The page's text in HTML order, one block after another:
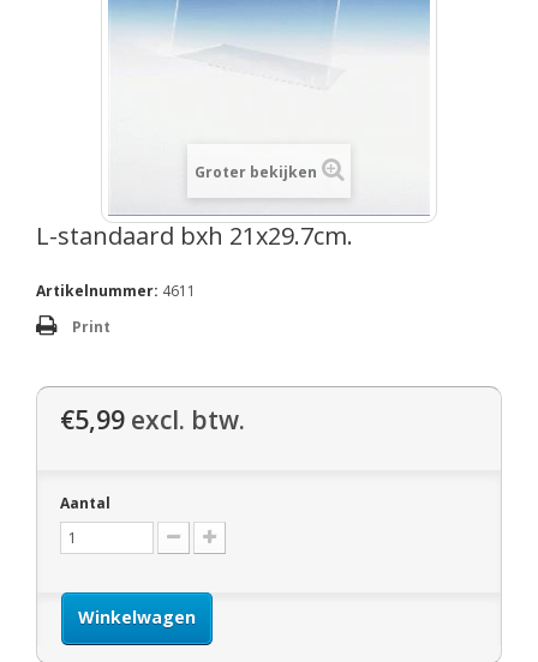
Groter bekijken
L-standaard bxh 21x29.7cm.
Artikelnummer: 4611
Print
€5,99 excl. btw.
Aantal
Winkelwagen